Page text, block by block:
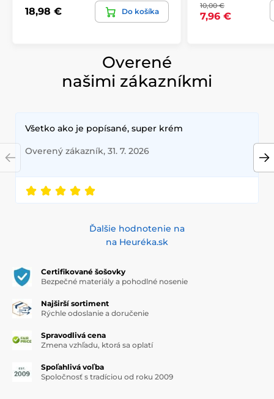
18,98 € Do košíka
10,00 €
7,96 €
Overené
našimi zákazníkmi
Všetko ako je popísané, super krém
Overený zákazník, 31. 7. 2026
Ďalšie hodnotenie na
na Heuréka.sk
Certifikované šošovky
Bezpečné materiály a pohodlné nosenie
Najširší sortiment
Rýchle odoslanie a doručenie
Spravodlivá cena
Zmena vzhľadu, ktorá sa oplatí
Spoľahlivá voľba
Spoločnosť s tradíciou od roku 2009